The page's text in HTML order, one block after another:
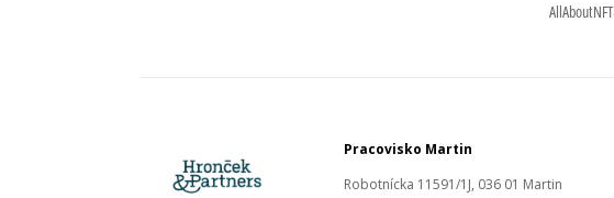
AllAboutNFT
Pracovisko Martin
Robotnícka 11591/1J, 036 01 Martin